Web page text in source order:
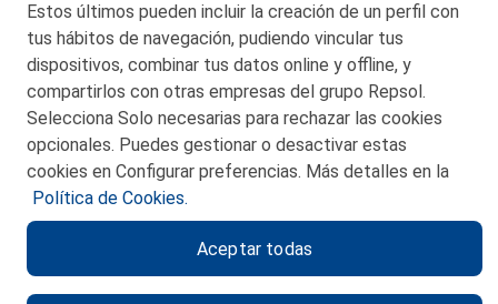
CONTACTO
MAPA WEB
POLITICA DE PRIVACIDAD
POLITICA DE COOKIES
CANAL DE ÉTICA
Estos últimos pueden incluir la creación de un perfil con
tus hábitos de navegación, pudiendo vincular tus
dispositivos, combinar tus datos online y offline, y
compartirlos con otras empresas del grupo Repsol.
Selecciona Solo necesarias para rechazar las cookies
opcionales. Puedes gestionar o desactivar estas
cookies en Configurar preferencias. Más detalles en la
Política de Cookies.
Aceptar todas